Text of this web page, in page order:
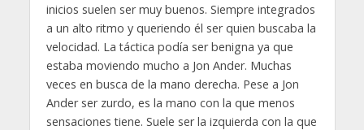
inicios suelen ser muy buenos. Siempre integrados
a un alto ritmo y queriendo él ser quien buscaba la
velocidad. La táctica podía ser benigna ya que
estaba moviendo mucho a Jon Ander. Muchas
veces en busca de la mano derecha. Pese a Jon
Ander ser zurdo, es la mano con la que menos
sensaciones tiene. Suele ser la izquierda con la que